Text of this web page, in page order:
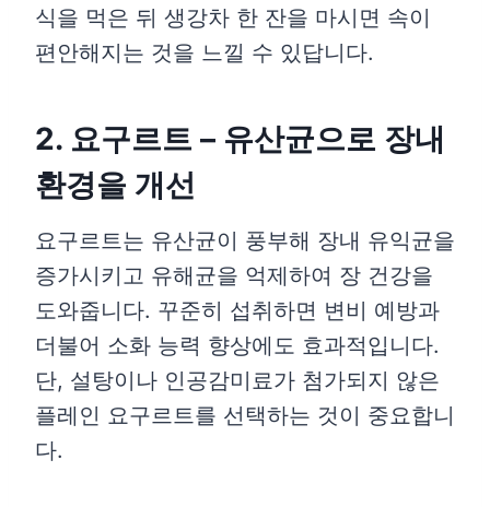
식을 먹은 뒤 생강차 한 잔을 마시면 속이
편안해지는 것을 느낄 수 있답니다.
2. 요구르트 – 유산균으로 장내
환경을 개선
요구르트는 유산균이 풍부해 장내 유익균을
증가시키고 유해균을 억제하여 장 건강을
도와줍니다. 꾸준히 섭취하면 변비 예방과
더불어 소화 능력 향상에도 효과적입니다.
단, 설탕이나 인공감미료가 첨가되지 않은
플레인 요구르트를 선택하는 것이 중요합니
다.